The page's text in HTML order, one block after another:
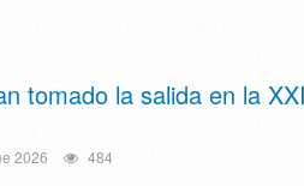
tomado la salida en la
2026 484